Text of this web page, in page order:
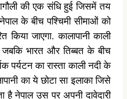
की एक संधि हुई जिसमें तय
के बीच पश्चिमी सीमाओं को
किया जाएगा. कालापानी काली
जबकि भारत और तिब्बत के बीच
पर्यटन का रास्ता काली नदी के
का ये छोटा सा इलाका जिसे
है नेपाल उस पर अपनी दावेदारी